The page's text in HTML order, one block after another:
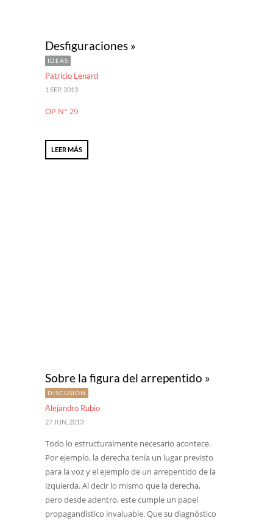
Desfiguraciones »
IDEAS
Patricio Lenard
1 SEP, 2013
OP N° 29
LEER MÁS
Sobre la figura del arrepentido »
DISCUSIÓN
Alejandro Rubio
27 JUN, 2013
Todo lo estructuralmente necesario acontece.
Por ejemplo, la derecha tenía un lugar previsto
para la voz y el ejemplo de un arrepentido de la
izquierda. Al decir lo mismo que la derecha,
pero desde adentro, este cumple un papel
propagandístico invaluable. Que su diagnóstico